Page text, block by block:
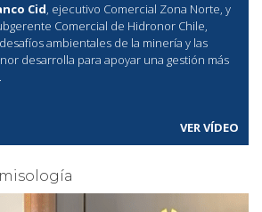
Cid, ejecutivo Comercial Zona Norte, y
Comercial de Hidronor Chile,
ambientales de la minería y las
desarrolla para apoyar una gestión más
VER VÍDEO